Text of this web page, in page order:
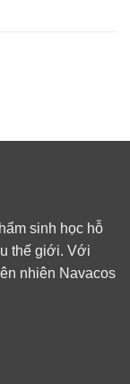
sinh học hỗ
thế giới. Với
nhiên Navacos